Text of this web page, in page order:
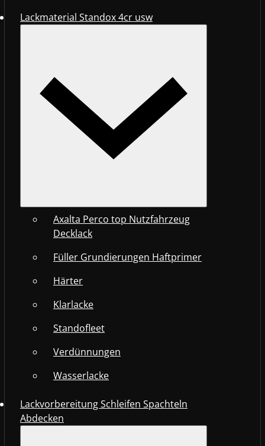
Lackmaterial Standox 4cr usw
Axalta Perco top Nutzfahrzeug
Decklack
Füller Grundierungen Haftprimer
Härter
Klarlacke
Standofleet
Verdünnungen
Wasserlacke
Lackvorbereitung Schleifen Spachteln
Abdecken